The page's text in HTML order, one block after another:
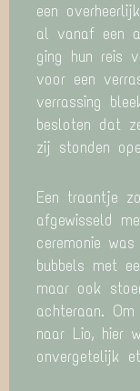
een
al vanaf een
ging hun reis
voor een
verrassing
besloten dat
zij stonden
Een traantje
afgewisseld
ceremonie
bubbels met
maar ook
achteraan.
naar Lio, hier
onvergetelijk